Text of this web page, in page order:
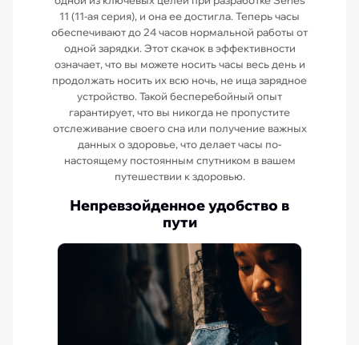
11 (11-ая серия), и она ее достигла. Теперь часы
обеспечивают до 24 часов нормальной работы от
одной зарядки. Этот скачок в эффективности
означает, что вы можете носить часы весь день и
продолжать носить их всю ночь, не ища зарядное
устройство. Такой бесперебойный опыт
гарантирует, что вы никогда не пропустите
отслеживание своего сна или получение важных
данных о здоровье, что делает часы по-
настоящему постоянным спутником в вашем
путешествии к здоровью.
Непревзойденное удобство в
пути